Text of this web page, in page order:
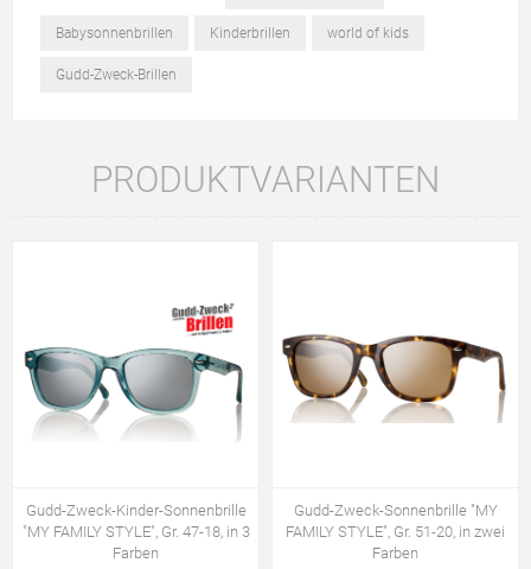
Babysonnenbrillen Kinderbrillen world of kids
Gudd-Zweck-Brillen
PRODUKTVARIANTEN
Gudd-Zweck-Kinder-Sonnenbrille
"MY FAMILY STYLE", Gr. 47-18, in 3
Farben
Gudd-Zweck-Sonnenbrille "MY
FAMILY STYLE", Gr. 51-20, in zwei
Farben